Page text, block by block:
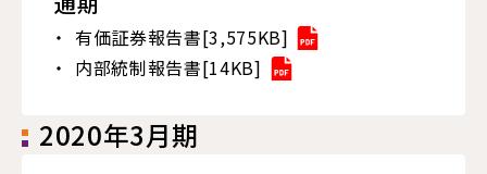
有価証券報告書[3,575KB]
内部統制報告書[14KB]
2020年3月期